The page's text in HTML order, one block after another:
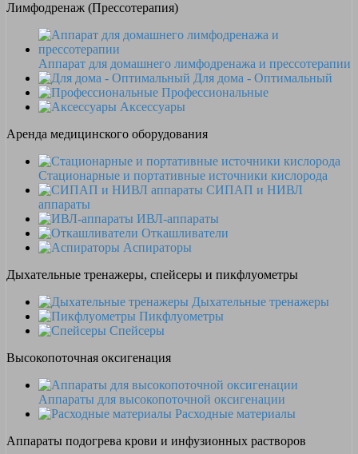
Лимфодренаж (Прессотерапия)
Аппарат для домашнего лимфодренажа и прессотерапии
Для дома - Оптимальный
Профессиональные
Аксессуары
Аренда медицинского оборудования
Стационарные и портативные источники кислорода
СИПАП и НИВЛ
аппараты
ИВЛ-аппараты
Откашливатели
Аспираторы
Дыхательные тренажеры, спейсеры и пикфлуометры
Дыхательные тренажеры
Пикфлуометры
Спейсеры
Высокопоточная оксигенация
Аппараты для высокопоточной оксигенации
Расходные материалы
Аппараты подогрева крови и инфузионных растворов